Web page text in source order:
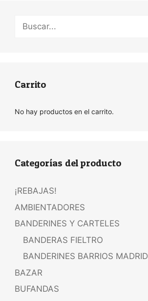
Buscar:
Carrito
No hay productos en el carrito.
Categorías del producto
¡REBAJAS!
AMBIENTADORES
BANDERINES Y CARTELES
BANDERAS FIELTRO
BANDERINES BARRIOS MADRID
BAZAR
BUFANDAS